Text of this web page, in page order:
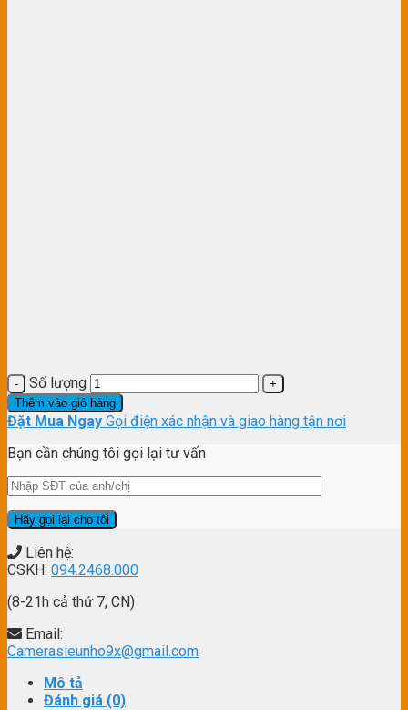
Số lượng
Thêm vào giỏ hàng
Đặt Mua Ngay Gọi điện xác nhận và giao hàng tận nơi
Bạn cần chúng tôi gọi lại tư vấn
Liên hệ:
CSKH: 094.2468.000
(8-21h cả thứ 7, CN)
Email:
Camerasieunho9x@gmail.com
Mô tả
Đánh giá (0)